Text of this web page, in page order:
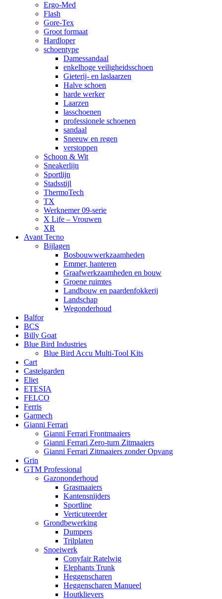
Ergo-Med
Flash
Gore-Tex
Groot formaat
Hardloper
schoentype
Damessandaal
enkelhoge veiligheidsschoen
Gieterij- en laslaarzen
Halve schoen
harde werker
Laarzen
lasschoenen
professionele schoenen
sandaal
Sneeuw en regen
verstoppen
Schoon & Wit
Sneakerlijn
Sportlijn
Stadsstijl
ThermoTech
TX
Werknemer 09-serie
X Life – Vrouwen
XR
Avant Tecno
Bijlagen
Bosbouwwerkzaamheden
Emmer, hanteren
Graafwerkzaamheden en bouw
Groene ruimtes
Landbouw en paardenfokkerij
Landschap
Wegonderhoud
Balfor
BCS
Billy Goat
Blue Bird Industries
Blue Bird Accu Multi-Tool Kits
Cart
Castelgarden
Eliet
ETESIA
FELCO
Ferris
Garmech
Gianni Ferrari
Gianni Ferrari Frontmaaiers
Gianni Ferrari Zero-turn Zitmaaiers
Gianni Ferrari Zitmaaiers zonder Opvang
Grin
GTM Professional
Gazononderhoud
Grasmaaiers
Kantensnijders
Sportline
Verticuteerder
Grondbewerking
Dumpers
Trilplaten
Snoeiwerk
Conyfair Ratelwig
Elephants Trunk
Heggenscharen
Heggenscharen Manueel
Houtklievers